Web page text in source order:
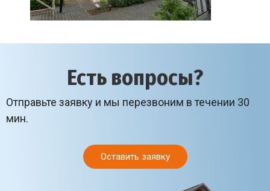
Есть вопросы?
Отправьте заявку и мы перезвоним в течении 30
мин.
Оставить заявку